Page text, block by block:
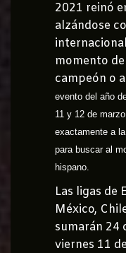
2021 reinó
alzándose
momento
campeón o
evento del año
11 y 12 de
exactamente a
para buscar al
hispano.
Las ligas de
México,
sumarán 24
viernes 11